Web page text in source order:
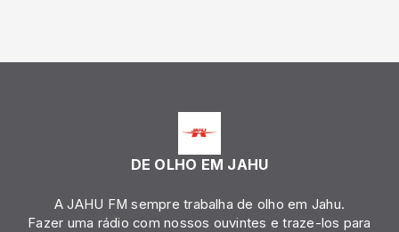
DE OLHO EM JAHU
A JAHU FM sempre trabalha de olho em Jahu.
Fazer uma rádio com nossos ouvintes e traze-los para